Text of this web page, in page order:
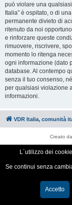
può violare una
Italia” è ospitato, o di
permanente divieto di
ritenuto da noi
e rinforzare queste
rimuovere, riscrivere,
momento lo ritenga
ogni informazione (dato
database. Al contempo
senza il tuo consenso,
per qualsiasi violazione
informazioni.
VDR Italia, comunità
Creato da
L´utilizzo dei
Se continui senza
Accetto